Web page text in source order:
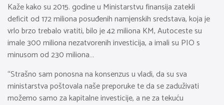
Kaže kako su 2015. godine u Ministarstvu finansija zatekli
deficit od 172 miliona posuđenih namjenskih sredstava, koja je
vrlo brzo trebalo vratiti, bilo je 42 miliona KM, Autoceste su
imale 300 miliona nezatvorenih investicija, a imali su PIO s
minusom od 230 miliona…
“Strašno sam ponosna na konsenzus u vladi, da su sva
ministarstva poštovala naše preporuke te da se zaduživati
možemo samo za kapitalne investicije, a ne za tekuću